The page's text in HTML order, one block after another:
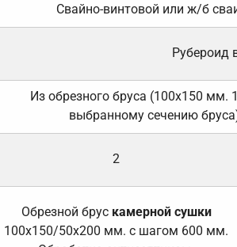
Свайно-винтовой или ж/б
Рубероид
Из обрезного бруса (100х150
выбранному сечению
2
Обрезной брус камерной сушки
100х150/50х200 мм. с шагом 600 мм.